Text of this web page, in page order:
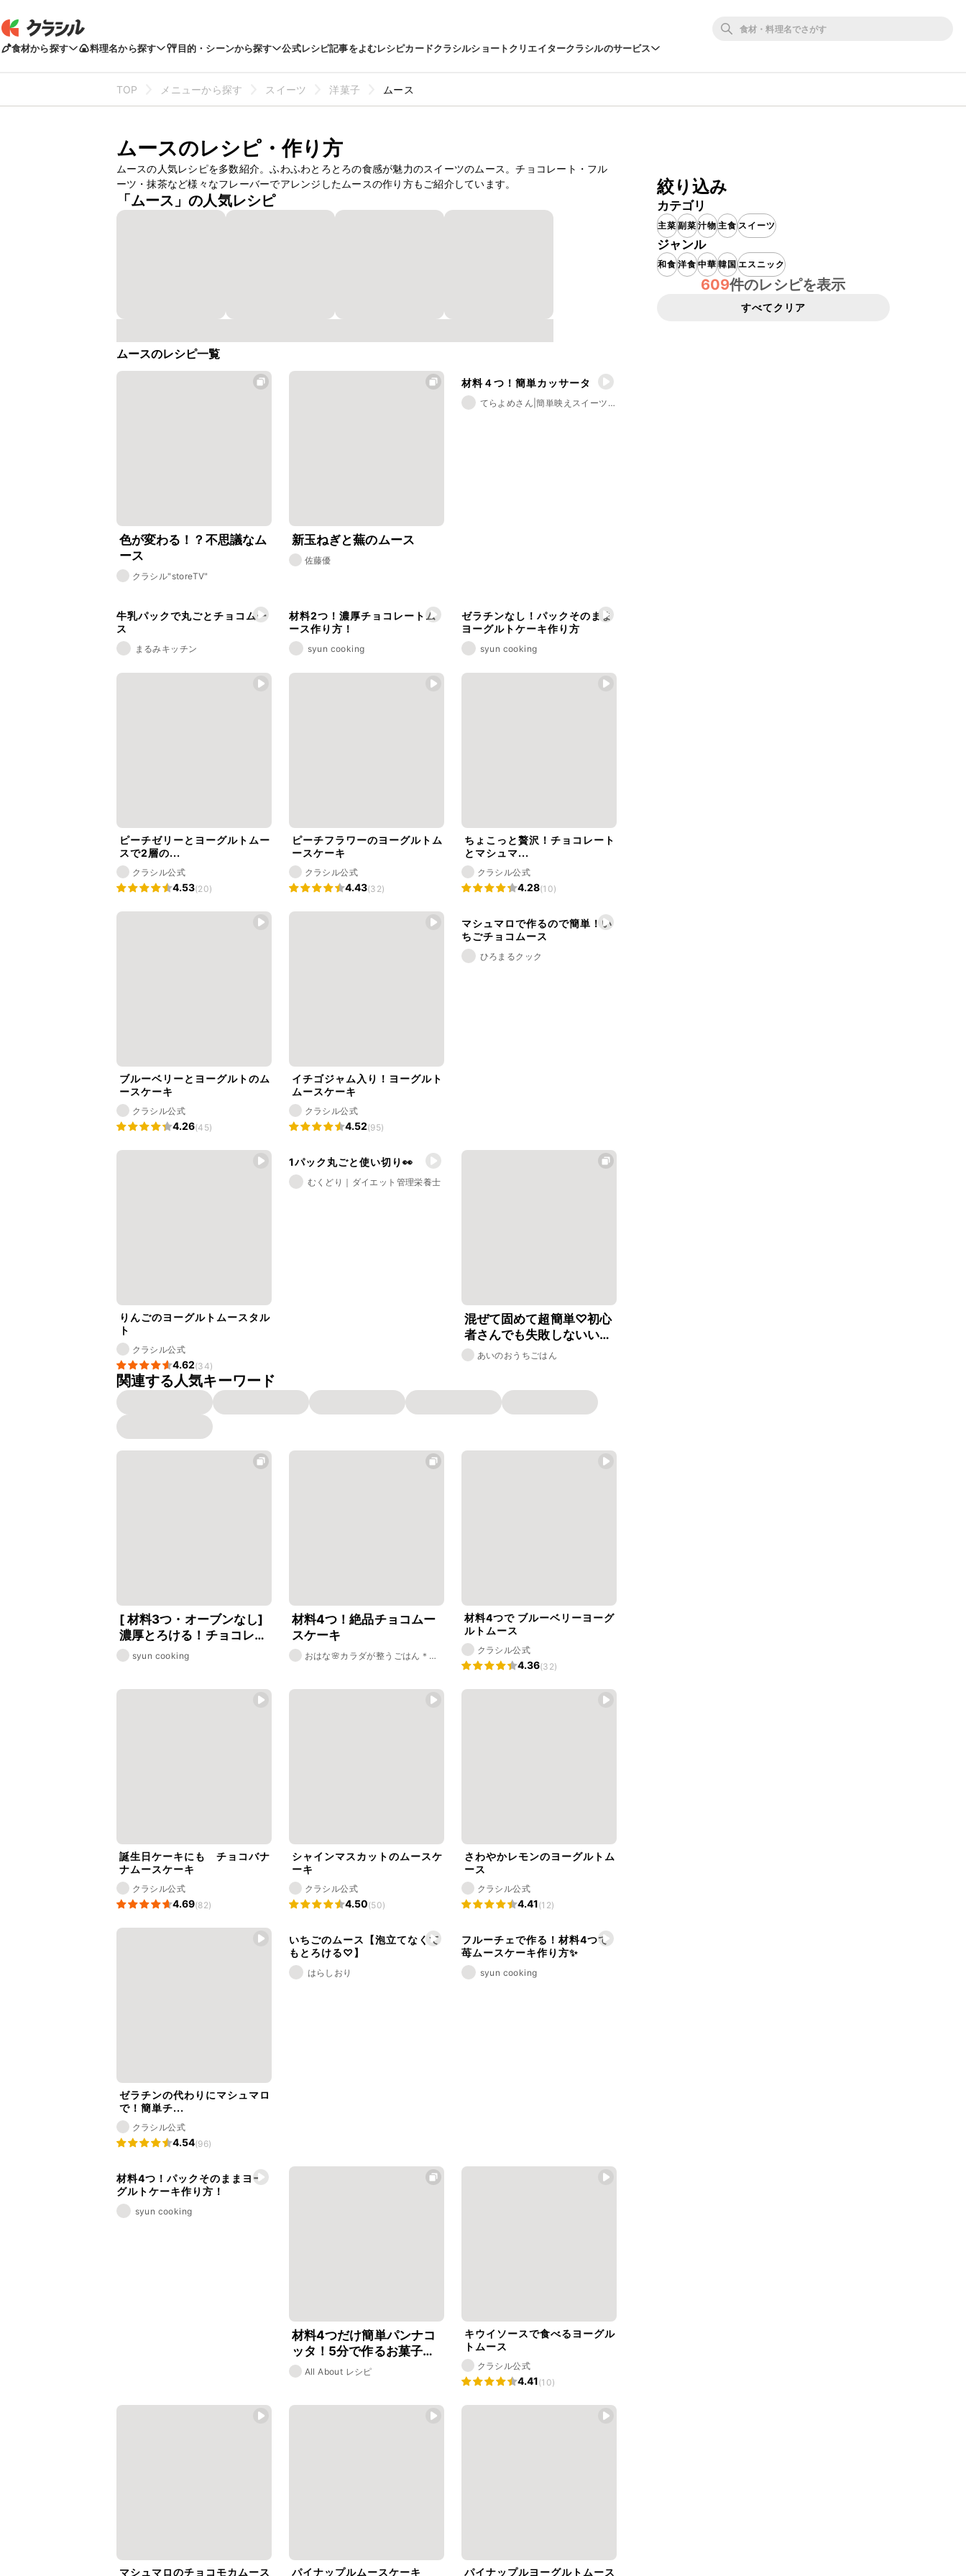
食材から探す 料理名から探す 目的・シーンから探す 公式レシピ記事をよむレシピカードクラシルショートクリエイタークラシルのサービス
TOP メニューから探す スイーツ 洋菓子 ムース
ムースのレシピ・作り方
ムースの人気レシピを多数紹介。ふわふわとろとろの食感が魅力のスイーツのムース。チョコレート・フル
ーツ・抹茶など様々なフレーバーでアレンジしたムースの作り方もご紹介しています。
「ムース」の人気レシピ
ムースのレシピ一覧
色が変わる！？不思議なム
ース
クラシル"storeTV"
新玉ねぎと蕪のムース
佐藤優
材料４つ！簡単カッサータ
てらよめさん|簡単映えスイーツレシピ
牛乳パックで丸ごとチョコムー
ス
まるみキッチン
材料2つ！濃厚チョコレートム
ース作り方！
syun cooking
ゼラチンなし！パックそのまま
ヨーグルトケーキ作り方
syun cooking
ピーチゼリーとヨーグルトムー
スで2層の...
クラシル公式
4.53(20)
ピーチフラワーのヨーグルトム
ースケーキ
クラシル公式
4.43(32)
ちょこっと贅沢！チョコレート
とマシュマ...
クラシル公式
4.28(10)
ブルーベリーとヨーグルトのム
ースケーキ
クラシル公式
4.26(45)
イチゴジャム入り！ヨーグルト
ムースケーキ
クラシル公式
4.52(95)
マシュマロで作るので簡単！い
ちごチョコムース
ひろまるクック
りんごのヨーグルトムースタル
ト
クラシル公式
4.62(34)
1パック丸ごと使い切り👀
むくどり｜ダイエット管理栄養士
混ぜて固めて超簡単♡初心
者さんでも失敗しないいち
ごのムース
あいのおうちごはん
関連する人気キーワード
[ 材料3つ・オーブンなし]
濃厚とろける！チョコレー
トムースケーキ
syun cooking
材料4つ！絶品チョコムー
スケーキ
おはな🌸カラダが整うごはん＊自
材料4つで ブルーベリーヨーグ
ルトムース
クラシル公式
4.36(32)
誕生日ケーキにも チョコバナ
ナムースケーキ
クラシル公式
4.69(82)
シャインマスカットのムースケ
ーキ
クラシル公式
4.50(50)
さわやかレモンのヨーグルトム
ース
クラシル公式
4.41(12)
ゼラチンの代わりにマシュマロ
で！簡単チ...
クラシル公式
4.54(96)
いちごのムース【泡立てなくて
もとろける♡】
はらしおり
フルーチェで作る！材料4つで
苺ムースケーキ作り方✨
syun cooking
材料4つ！パックそのままヨー
グルトケーキ作り方！
syun cooking
材料4つだけ簡単パンナコ
ッタ！5分で作るお菓子レ
シピAll About レシピ
キウイソースで食べるヨーグル
トムース
クラシル公式
4.41(10)
マシュマロのチョコモカムース パイナップルムースケーキ パイナップルヨーグルトムース
絞り込み
カテゴリ
主菜副菜汁物主食スイーツ
ジャンル
和食洋食中華韓国エスニック
609件のレシピを表示
すべてクリア